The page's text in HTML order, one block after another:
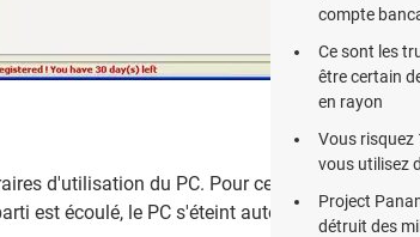
d'utilisation du PC. Pour ce faire, il suffit de
est écoulé, le PC s'éteint automatiquement.
compte
Ce sont les
être certain
en rayon
Vous risquez
vous utilisez
Project
détruit des